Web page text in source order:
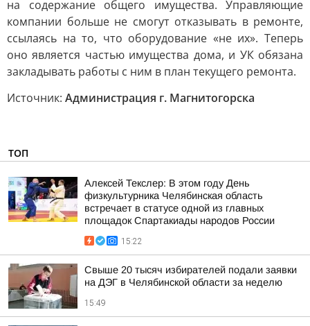
на содержание общего имущества. Управляющие
компании больше не смогут отказывать в ремонте,
ссылаясь на то, что оборудование «не их». Теперь
оно является частью имущества дома, и УК обязана
закладывать работы с ним в план текущего ремонта.
Источник: Администрация г. Магнитогорска
ТОП
Алексей Текслер: В этом году День
физкультурника Челябинская область
встречает в статусе одной из главных
площадок Спартакиады народов России
15:22
Свыше 20 тысяч избирателей подали заявки
на ДЭГ в Челябинской области за неделю
15:49